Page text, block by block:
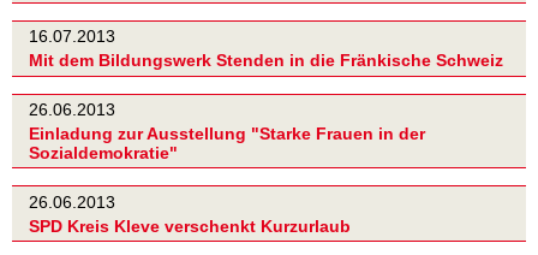
16.07.2013
Mit dem Bildungswerk Stenden in die Fränkische Schweiz
26.06.2013
Einladung zur Ausstellung "Starke Frauen in der
Sozialdemokratie"
26.06.2013
SPD Kreis Kleve verschenkt Kurzurlaub